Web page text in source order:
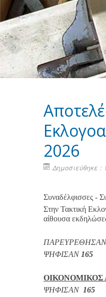
2026
Δημοσιεύθηκε :
Συναδέλφισσες -
Στην Τακτική
αίθουσα
ΨΗΦΙΣΑΝ165
ΟΙΚΟΝΟΜΙΚΟΣ
ΨΗΦΙΣΑΝ 165